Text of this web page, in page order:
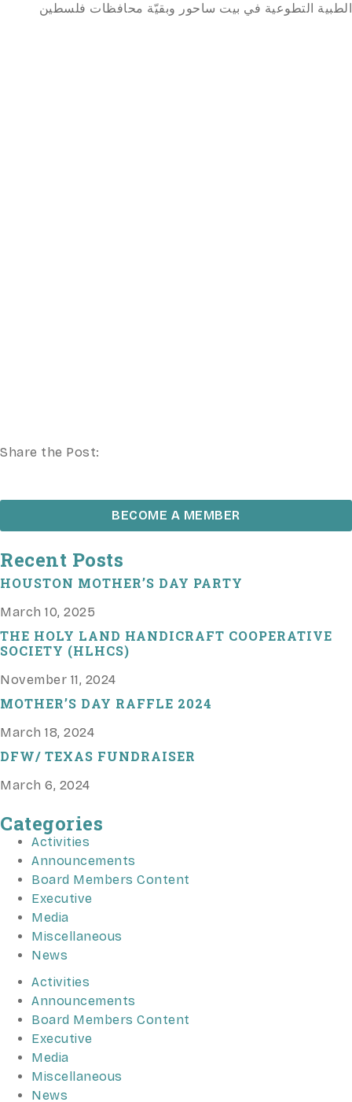
الطبية التطوعية في بيت ساحور وبقيّة محافظات فلسطين
Share the Post:
BECOME A MEMBER
Recent Posts
HOUSTON MOTHER’S DAY PARTY
March 10, 2025
THE HOLY LAND HANDICRAFT COOPERATIVE
SOCIETY (HLHCS)
November 11, 2024
MOTHER’S DAY RAFFLE 2024
March 18, 2024
DFW/ TEXAS FUNDRAISER
March 6, 2024
Categories
Activities
Announcements
Board Members Content
Executive
Media
Miscellaneous
News
Activities
Announcements
Board Members Content
Executive
Media
Miscellaneous
News